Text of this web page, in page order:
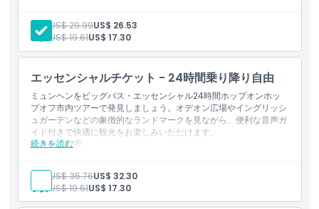
ピックアップ／ドロップオフ時間
営業時間
注意事項
キャンセルポリシー
オーディオガイド（ヘッドホン付き）
グリーンラインルート
大人: US$ 29.99US$ 26.53
子供:
US$ 19.61US$ 17.30
エッセンシャルチケット - 24時間乗り降り自由
ミュンヘンをビッグバス・エッセンシャル24時間ホップオンホッ
プオフ市内ツアーで発見しましょう。オデオン広場やイングリッシ
ュガーデンなどの象徴的なランドマークを見ながら、便利な音声ガ
イド付きで快適に観光をお楽しみいただけます。
続きを読む
含まれる内容
オーディオガイド（ヘッドホン付き）
グリーンラインルート
オレンジライン（ニンフェンブルク、オリンピアパーク、シュ
ヴァービング）
大人: US$ 35.76US$ 32.30
子供:US$ 19.61US$ 17.30